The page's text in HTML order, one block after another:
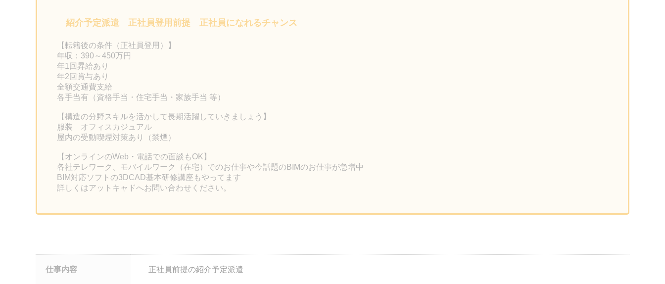
紹介予定派遣 正社員登用前提 正社員になれるチャンス
【転籍後の条件（正社員登用）】
年収：390～450万円
年1回昇給あり
年2回賞与あり
全額交通費支給
各手当有（資格手当・住宅手当・家族手当 等）
【構造の分野スキルを活かして長期活躍していきましょう】
服装 オフィスカジュアル
屋内の受動喫煙対策あり（禁煙）
【オンラインのWeb・電話での面談もOK】
各社テレワーク、モバイルワーク（在宅）でのお仕事や今話題のBIMのお仕事が急増中
BIM対応ソフトの3DCAD基本研修講座もやってます
詳しくはアットキャドへお問い合わせください。
仕事内容 正社員前提の紹介予定派遣